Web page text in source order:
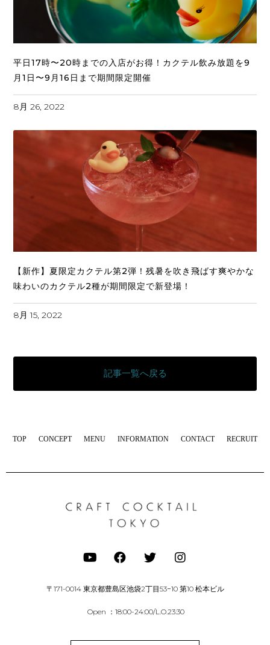
平日17時〜20時までの入店がお得！カクテル飲み放題を9
月1日〜9月16日まで期間限定開催
8月 26, 2022
【新作】夏限定カクテル第2弾！残暑を吹き飛ばす爽やかな
味わいのカクテル2種が期間限定で新登場！
8月 15, 2022
記事一覧へ戻る
TOP CONCEPT MENU INFORMATION CONTACT RECRUIT
〒171-0014 東京都豊島区池袋2丁目53−10 第10 松本ビル
Open ：18:00-24:00/L.O.23:30